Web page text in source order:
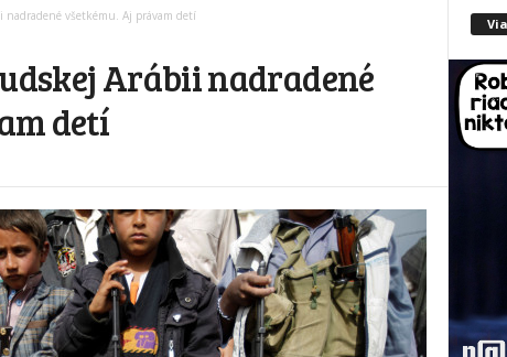
nadradené všetkému. Aj právam detí
Arábii nadradené
detí